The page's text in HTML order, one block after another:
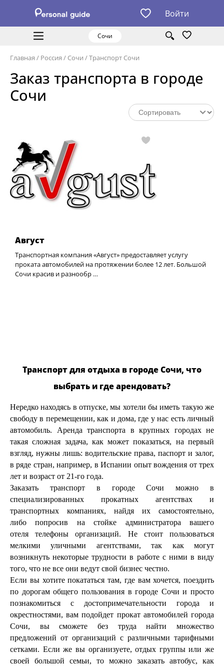
Войти
Сочи
Главная / Россия / Сочи /Транспорт Сочи
Заказ транспорта в городе
Сочи
Август
Транспортная компания «Август» предоставляет услугу
проката автомобилей на протяжении более 12 лет. Большой
Сочи красив и разнообр …
Транспорт для отдыха в городе Сочи, что
выбрать и где арендовать?
Нередко находясь в отпуске, мы хотели бы иметь такую же
свободу в перемещении, как и дома, где у нас есть личный
автомобиль. Аренда транспорта в крупных городах не
такая сложная задача, как может показаться, на первый
взгляд, нужны лишь: водительские права, паспорт и залог,
в ряде стран, например, в Испании опыт вождения от трех
лет и возраст от 21-го года.
Заказать транспорт в городе Сочи можно в
специализированных прокатных агентствах и
транспортных компаниях, найдя их самостоятельно,
либо попросив на стойке администратора вашего
отеля телефоны организаций. Не стоит пользоваться
мелкими уличными агентствами, так как могут
возникнуть некоторые трудности в работе с ними в виду
того, что не все они ведут свой бизнес честно.
Если вы хотите покататься там, где вам хочется, поездить
по дорогам общего пользования в городе Сочи и просто
познакомиться с достопримечательности города и
окрестностями, вам подойдет прокат автомобилей города
Сочи, вы сможете без труда найти множество
предложений от организаций с различными тарифными
сетками. Если же вы организуете, отдых группы или же
своей большой семьи, то можно заказать автобус, как